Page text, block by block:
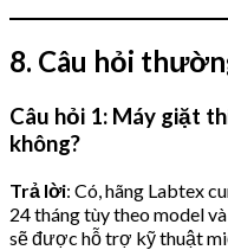
8. Câu hỏi
Câu hỏi 1: Máy giặt
không?
Trả lời: Có, hãng Labtex
24 tháng tùy theo model
sẽ được hỗ trợ kỹ thuật